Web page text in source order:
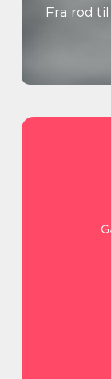
Fra rod